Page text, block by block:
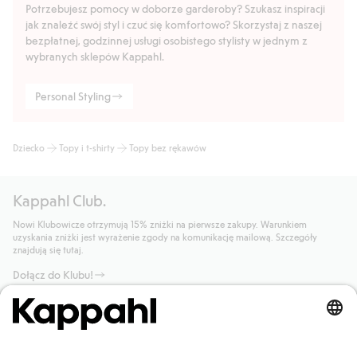
Potrzebujesz pomocy w doborze garderoby? Szukasz inspiracji
jak znaleźć swój styl i czuć się komfortowo? Skorzystaj z naszej
bezpłatnej, godzinnej usługi osobistego stylisty w jednym z
wybranych sklepów Kappahl.
Personal Styling
Dziecko Topy i t-shirty Topy bez rękawów
Kappahl Club.
Nowi Klubowicze otrzymują 15% zniżki na pierwsze zakupy. Warunkiem
uzyskania zniżki jest wyrażenie zgody na komunikację mailową. Szczegóły
znajdują się tutaj.
Dołącz do Klubu!